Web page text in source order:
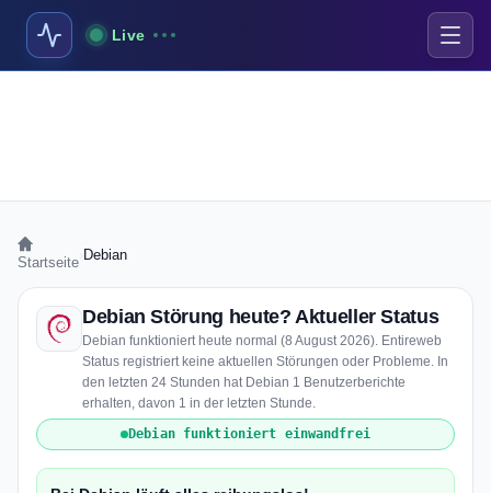
Live
Startseite Debian
Debian Störung heute? Aktueller Status
Debian funktioniert heute normal (8 August 2026). Entireweb
Status registriert keine aktuellen Störungen oder Probleme. In
den letzten 24 Stunden hat Debian 1 Benutzerberichte
erhalten, davon 1 in der letzten Stunde.
Debian funktioniert einwandfrei